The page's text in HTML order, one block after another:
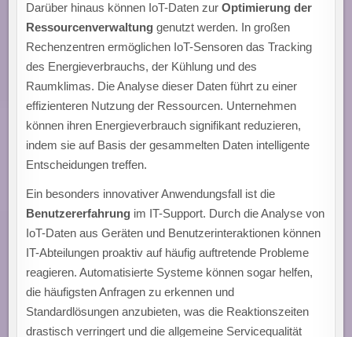
Darüber hinaus können IoT-Daten zurOptimierung der
Ressourcenverwaltung genutzt werden. In großen
Rechenzentren ermöglichen IoT-Sensoren das Tracking
des Energieverbrauchs, der Kühlung und des
Raumklimas. Die Analyse dieser Daten führt zu einer
effizienteren Nutzung der Ressourcen. Unternehmen
können ihren Energieverbrauch signifikant reduzieren,
indem sie auf Basis der gesammelten Daten intelligente
Entscheidungen treffen.
Ein besonders innovativer Anwendungsfall ist die
Benutzererfahrung im IT-Support. Durch die Analyse von
IoT-Daten aus Geräten und Benutzerinteraktionen können
IT-Abteilungen proaktiv auf häufig auftretende Probleme
reagieren. Automatisierte Systeme können sogar helfen,
die häufigsten Anfragen zu erkennen und
Standardlösungen anzubieten, was die Reaktionszeiten
drastisch verringert und die allgemeine Servicequalität